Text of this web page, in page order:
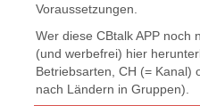
Voraussetzungen.
Wer diese CBtalk APP noch
(und werbefrei) hier
Betriebsarten, CH (= Kanal)
nach Ländern in Gruppen).